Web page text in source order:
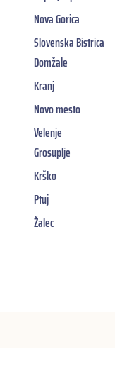
Nova Gorica
Slovenska Bistrica
Domžale
Kranj
Novo mesto
Velenje
Grosuplje
Krško
Ptuj
Žalec